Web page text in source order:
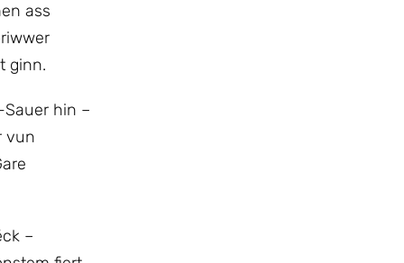
ass
ginn.
Sauer hin –
vun
–